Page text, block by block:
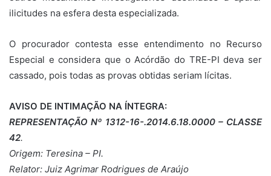
ilicitudes na esfera desta especializada.
O procurador contesta esse entendimento no Recurso
Especial e considera que o Acórdão do TRE-PI deva ser
cassado, pois todas as provas obtidas seriam lícitas.
AVISO DE INTIMAÇÃO NA ÍNTEGRA:
REPRESENTAÇÃO Nº 1312-16-.2014.6.18.0000 – CLASSE
42.
Origem: Teresina – PI.
Relator: Juiz Agrimar Rodrigues de Araújo